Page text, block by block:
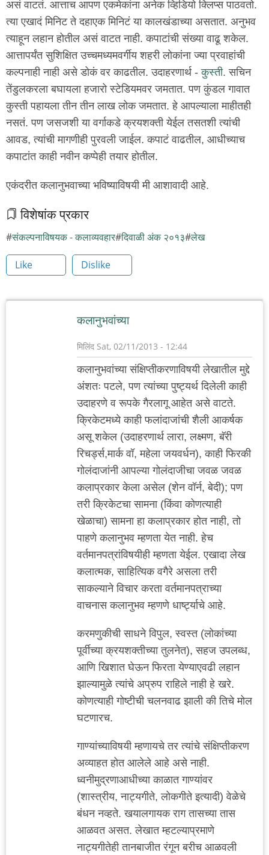
असं वाटतं. आत्ताच आपण एकमेकांना अनेक व्हिडियो क्लिप्स पाठवतो.
त्या एखादं मिनिट ते दहाएक मिनिटं या कालखंडाच्या असतात. अनुभव
त्याहून लहान होतील असं वाटत नाही. कपाटांची संख्या वाढू शकेल.
आत्तापर्यंत सुशिक्षित उच्चमध्यमवर्गीय शहरी लोकांना ज्या प्रवाहांची
कल्पनाही नाही असे डोकं वर काढतील. उदाहरणार्थ -कुस्ती. सचिन
तेंडुलकरला बघायला हजारो स्टेडियमवर जमतात. पण कुंडल गावात
कुस्ती पहायला तीन तीन लाख लोक जमतात. हे आपल्याला माहीतही
नसतं. पण जसजशी या वर्गाकडे क्रयशक्ती येईल तसतशी त्यांची
आवड, त्यांची मागणीही पुरवली जाईल. कपाटं वाढतील, आधीच्याच
कपाटांत काही नवीन कप्पेही तयार होतील.
एकंदरीत कलानुभवाच्या भविष्याविषयी मी आशावादी आहे.
विशेषांक प्रकार
संकल्पनाविषयक - कलाव्यवहार दिवाळी अंक २०१३ लेख
Like Dislike
कलानुभवांच्या
मिलिंद Sat, 02/11/2013 - 12:44
कलानुभवांच्या संक्षिप्तीकरणाविषयी लेखातील मुद्दे
अंशतः पटले, पण त्यांच्या पुष्ट्यर्थ दिलेली काही
उदाहरणे व रूपके गैरलागू आहेत असे वाटते.
क्रिकेटमध्ये काही फलांदाजांची शैली आकर्षक
असू शकेल (उदाहरणार्थ लारा, लक्ष्मण, बॅरी
रिचर्ड्स,मार्क वॉ, महेला जयवर्धन), काही फिरकी
गोलंदाजांनी आपल्या गोलंदाजीचा जवळ जवळ
कलाप्रकार केला असेल (शेन वॉर्न, बेदी); पण
तरी क्रिकेटचा सामना (किंवा कोणत्याही
खेळाचा) सामना हा कलाप्रकार होत नाही, तो
पाहणे कलानुभव म्हणता येत नाही. हेच
वर्तमानपत्रांविषयीही म्हणता येईल. एखादा लेख
कलात्मक, साहित्यिक वगैरे असला तरी
साकल्याने विचार करता वर्तमानपत्राच्या
वाचनास कलानुभव म्हणणे धार्ष्ट्याचे आहे.
करमणुकीची साधने विपुल, स्वस्त (लोकांच्या
पूर्वीच्या क्रयशक्तीच्या तुलनेत), सहज उपलब्ध,
आणि खिशात घेऊन फिरता येण्याएवढी लहान
झाल्यामुळे त्यांचे अप्रुप राहिले नाही हे खरे.
कोणत्याही गोष्टीची चलनवाढ झाली की तिचे मोल
घटणारच.
गाण्यांच्याविषयी म्हणायचे तर त्यांचे संक्षिप्तीकरण
अव्याहत होत आलेले आहे असे नाही.
ध्वनीमुद्रणाआधीच्या काळात गाण्यांवर
(शास्त्रीय, नाट्यगीते, लोकगीते इत्यादी) वेळेचे
बंधन नव्हते. खयालगायक राग तासच्या तास
आळवत असत. लेखात म्हटल्याप्रमाणे
नाट्यगीतेही तानबाजीत रंगून बरीच आळवली